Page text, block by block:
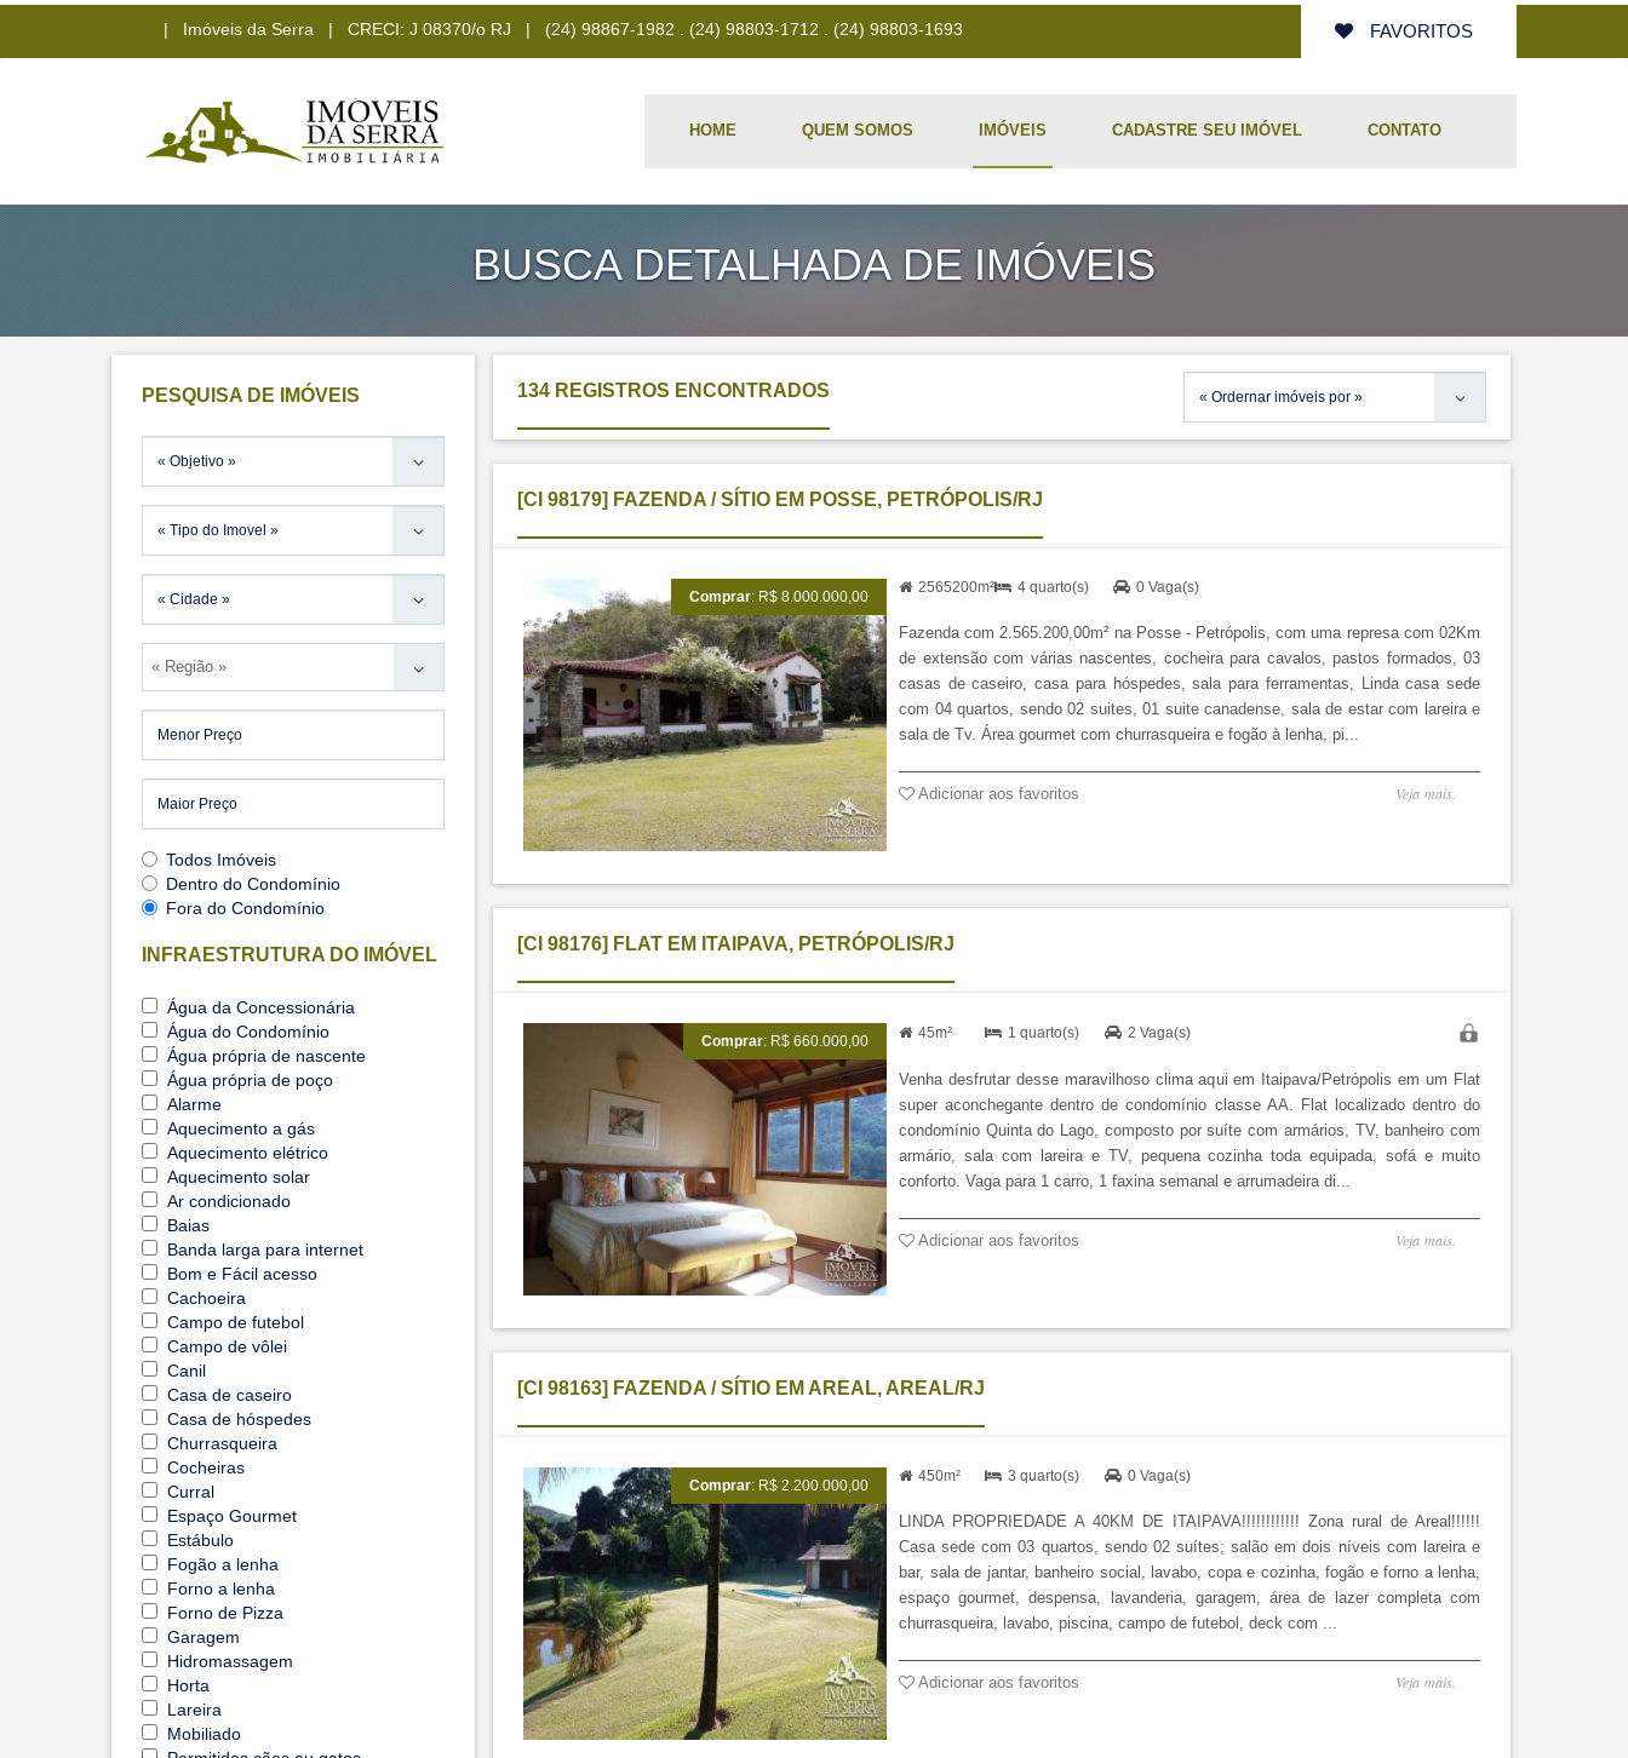
| Imóveis da Serra | CRECI: J 08370/o RJ | (24) 98867-1982 . (24) 98803-1712 . (24) 98803-1693 FAVORITOS
HOME QUEM SOMOS IMÓVEIS CADASTRE SEU IMÓVEL CONTATO
BUSCA DETALHADA DE IMÓVEIS
PESQUISA DE IMÓVEIS
« Região »
Todos Imóveis
Dentro do Condomínio
Fora do Condomínio
INFRAESTRUTURA DO IMÓVEL
Água da Concessionária
Água do Condomínio
Água própria de nascente
Água própria de poço
Alarme
Aquecimento a gás
Aquecimento elétrico
Aquecimento solar
Ar condicionado
Baias
Banda larga para internet
Bom e Fácil acesso
Cachoeira
Campo de futebol
Campo de vôlei
Canil
Casa de caseiro
Casa de hóspedes
Churrasqueira
Cocheiras
Curral
Espaço Gourmet
Estábulo
Fogão a lenha
Forno a lenha
Forno de Pizza
Garagem
Hidromassagem
Horta
Lareira
Mobiliado
134 REGISTROS ENCONTRADOS
[CI 98179] FAZENDA / SÍTIO EM POSSE, PETRÓPOLIS/RJ
Comprar: R$ 8.000.000,00
2565200m² 4 quarto(s) 0 Vaga(s)
Fazenda com 2.565.200,00m² na Posse - Petrópolis, com uma represa com 02Km
de extensão com várias nascentes, cocheira para cavalos, pastos formados, 03
casas de caseiro, casa para hóspedes, sala para ferramentas, Linda casa sede
com 04 quartos, sendo 02 suites, 01 suite canadense, sala de estar com lareira e
sala de Tv. Área gourmet com churrasqueira e fogão à lenha, pi...
Veja mais.
[CI 98176] FLAT EM ITAIPAVA, PETRÓPOLIS/RJ
Comprar: R$ 660.000,00 45m² 1 quarto(s) 2 Vaga(s)
Venha desfrutar desse maravilhoso clima aqui em Itaipava/Petrópolis em um Flat
super aconchegante dentro de condomínio classe AA. Flat localizado dentro do
condomínio Quinta do Lago, composto por suíte com armários, TV, banheiro com
armário, sala com lareira e TV, pequena cozinha toda equipada, sofá e muito
conforto. Vaga para 1 carro, 1 faxina semanal e arrumadeira di...
Veja mais.
[CI 98163] FAZENDA / SÍTIO EM AREAL, AREAL/RJ
Comprar: R$ 2.200.000,00
450m² 3 quarto(s) 0 Vaga(s)
LINDA PROPRIEDADE A 40KM DE ITAIPAVA!!!!!!!!!!!! Zona rural de Areal!!!!!!
Casa sede com 03 quartos, sendo 02 suítes; salão em dois níveis com lareira e
bar, sala de jantar, banheiro social, lavabo, copa e cozinha, fogão e forno a lenha,
espaço gourmet, despensa, lavanderia, garagem, área de lazer completa com
churrasqueira, lavabo, piscina, campo de futebol, deck com ...
Veja mais.